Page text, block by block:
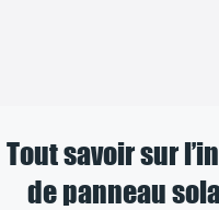
Tout savoir sur
de panneau